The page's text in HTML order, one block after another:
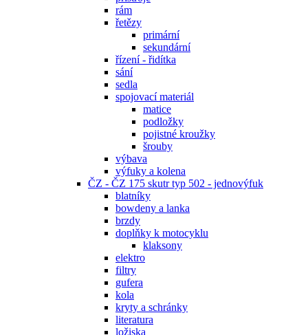
rám
řetězy
primární
sekundární
řízení - řidítka
sání
sedla
spojovací materiál
matice
podložky
pojistné kroužky
šrouby
výbava
výfuky a kolena
ČZ - ČZ 175 skutr typ 502 - jednovýfuk
blatníky
bowdeny a lanka
brzdy
doplňky k motocyklu
klaksony
elektro
filtry
gufera
kola
kryty a schránky
literatura
ložiska